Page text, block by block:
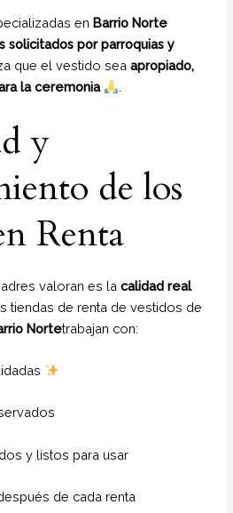
enBarrio Norte
solicitados por parroquias y
que el vestido seaapropiado,
la ceremonia
y
de los
Renta
valoran es lacalidad real
tiendas de renta de vestidos de
Nortetrabajan con:
y listos para usar
de cada renta